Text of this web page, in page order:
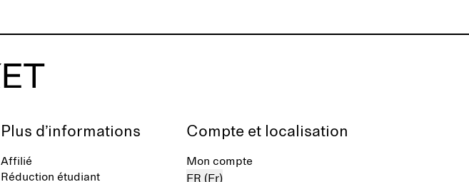
Plus d’informations
Affilié
Réduction étudiant
Compte et localisation
Mon compte
FR (Fr)